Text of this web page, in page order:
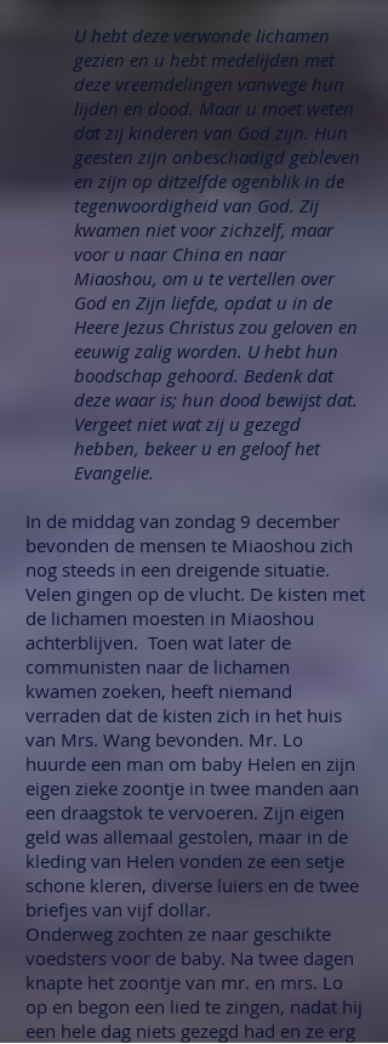
U hebt deze verwonde lichamen
gezien en u hebt medelijden met
deze vreemdelingen vanwege hun
lijden en dood. Maar u moet weten
dat zij kinderen van God zijn. Hun
geesten zijn onbeschadigd gebleven
en zijn op ditzelfde ogenblik in de
tegenwoordigheid van God. Zij
kwamen niet voor zichzelf, maar
voor u naar China en naar
Miaoshou, om u te vertellen over
God en Zijn liefde, opdat u in de
Heere Jezus Christus zou geloven en
eeuwig zalig worden. U hebt hun
boodschap gehoord. Bedenk dat
deze waar is; hun dood bewijst dat.
Vergeet niet wat zij u gezegd
hebben, bekeer u en geloof het
Evangelie.
In de middag van zondag 9 december
bevonden de mensen te Miaoshou zich
nog steeds in een dreigende situatie.
Velen gingen op de vlucht. De kisten met
de lichamen moesten in Miaoshou
achterblijven. Toen wat later de
communisten naar de lichamen
kwamen zoeken, heeft niemand
verraden dat de kisten zich in het huis
van Mrs. Wang bevonden. Mr. Lo
huurde een man om baby Helen en zijn
eigen zieke zoontje in twee manden aan
een draagstok te vervoeren. Zijn eigen
geld was allemaal gestolen, maar in de
kleding van Helen vonden ze een setje
schone kleren, diverse luiers en de twee
briefjes van vijf dollar.
Onderweg zochten ze naar geschikte
voedsters voor de baby. Na twee dagen
knapte het zoontje van mr. en mrs. Lo
op en begon een lied te zingen, nadat hij
een hele dag niets gezegd had en ze erg